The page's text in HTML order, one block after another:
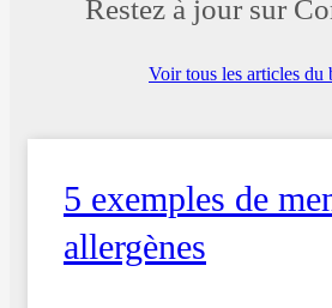
Restez à jour sur
Voir tous les articles du
5 exemples de
allergènes